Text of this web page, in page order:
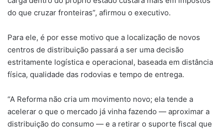
do que cruzar fronteiras”, afirmou o executivo.
Para ele, é por esse motivo que a localização de novos
centros de distribuição passará a ser uma decisão
estritamente logística e operacional, baseada em distância
física, qualidade das rodovias e tempo de entrega.
“A Reforma não cria um movimento novo; ela tende a
acelerar o que o mercado já vinha fazendo — aproximar a
distribuição do consumo — e a retirar o suporte fiscal que